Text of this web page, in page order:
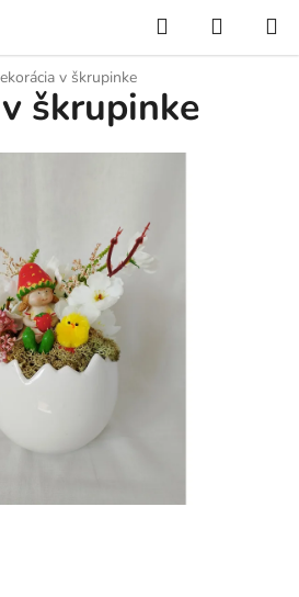
Hľadať
KOŠÍK
v škrupinke
škrupinke